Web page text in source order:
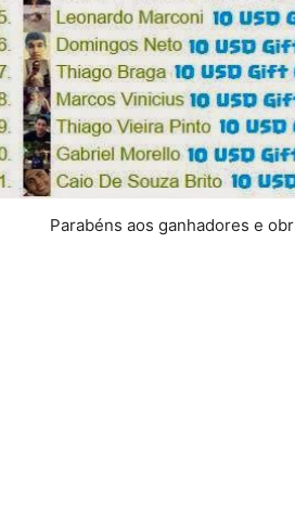
Parabéns aos ganhadores e